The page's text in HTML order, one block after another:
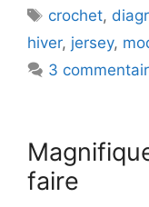
Étiquettes
crochet,
hiver, jersey,
3
faire